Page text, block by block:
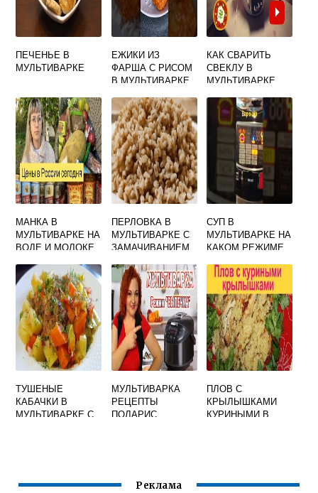
ПЕЧЕНЬЕ В
МУЛЬТИВАРКЕ
ЕЖИКИ ИЗ
ФАРША С РИСОМ
В МУЛЬТИВАРКЕ
КАК СВАРИТЬ
СВЕКЛУ В
МУЛЬТИВАРКЕ
МАНКА В
МУЛЬТИВАРКЕ НА
ВОДЕ И МОЛОКЕ
ПЕРЛОВКА В
МУЛЬТИВАРКЕ С
ЗАМАЧИВАНИЕМ
СУП В
МУЛЬТИВАРКЕ НА
КАКОМ РЕЖИМЕ
ТУШЕНЫЕ
КАБАЧКИ В
МУЛЬТИВАРКЕ С
МУЛЬТИВАРКА
РЕЦЕПТЫ
ПОЛАРИС
ПЛОВ С
КРЫЛЫШКАМИ
КУРИНЫМИ В
Реклама